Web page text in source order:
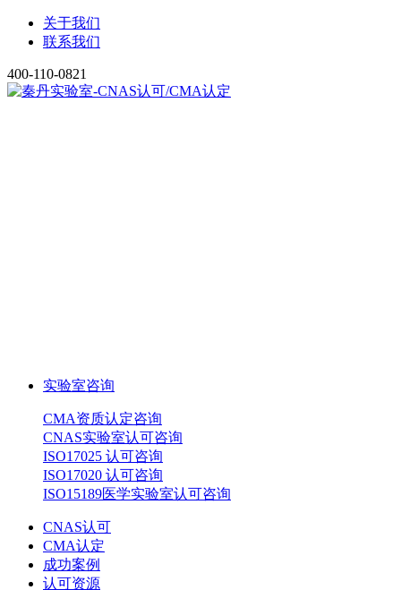
关于我们
联系我们
400-110-0821
实验室咨询
CMA资质认定咨询
CNAS实验室认可咨询
ISO17025 认可咨询
ISO17020 认可咨询
ISO15189医学实验室认可咨询
CNAS认可
CMA认定
成功案例
认可资源